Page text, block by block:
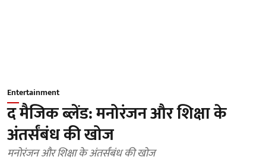
Entertainment
द मैजिक ब्लेंड: मनोरंजन और शिक्षा के
अंतर्संबंध की खोज
मनोरंजन और शिक्षा के अंतर्संबंध की खोज